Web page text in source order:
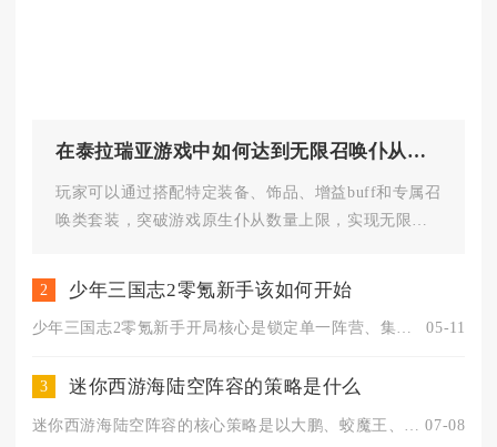
在泰拉瑞亚游戏中如何达到无限召唤仆从的效果
玩家可以通过搭配特定装备、饰品、增益buff和专属召
唤类套装，突破游戏原生仆从数量上限，实现无限召
2 少年三国志2零氪新手该如何开始
少年三国志2零氪新手开局核心是锁定单一阵营、集中资源养主力、... 05-11
3 迷你西游海陆空阵容的策略是什么
07-08